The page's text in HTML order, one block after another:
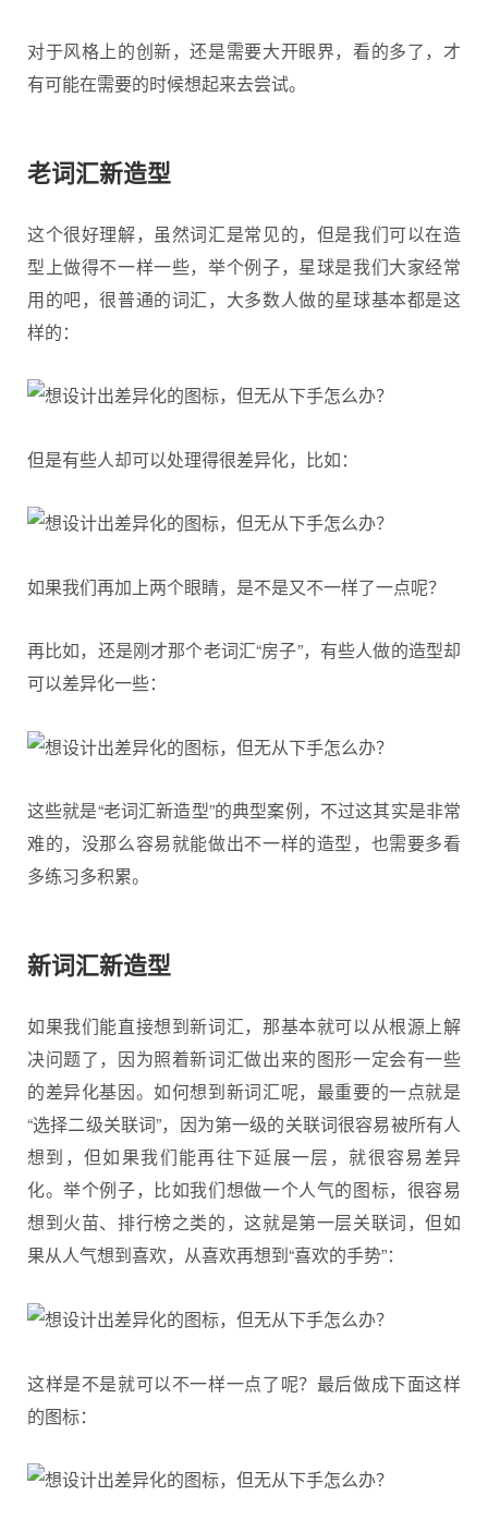
对于风格上的创新，还是需要大开眼界，看的多了，才
有可能在需要的时候想起来去尝试。
老词汇新造型
这个很好理解，虽然词汇是常见的，但是我们可以在造
型上做得不一样一些，举个例子，星球是我们大家经常
用的吧，很普通的词汇，大多数人做的星球基本都是这
样的：
但是有些人却可以处理得很差异化，比如：
如果我们再加上两个眼睛，是不是又不一样了一点呢？
再比如，还是刚才那个老词汇“房子”，有些人做的造型却
可以差异化一些：
这些就是“老词汇新造型”的典型案例，不过这其实是非常
难的，没那么容易就能做出不一样的造型，也需要多看
多练习多积累。
新词汇新造型
如果我们能直接想到新词汇，那基本就可以从根源上解
决问题了，因为照着新词汇做出来的图形一定会有一些
的差异化基因。如何想到新词汇呢，最重要的一点就是
“选择二级关联词”，因为第一级的关联词很容易被所有人
想到，但如果我们能再往下延展一层，就很容易差异
化。举个例子，比如我们想做一个人气的图标，很容易
想到火苗、排行榜之类的，这就是第一层关联词，但如
果从人气想到喜欢，从喜欢再想到“喜欢的手势”：
这样是不是就可以不一样一点了呢？最后做成下面这样
的图标：